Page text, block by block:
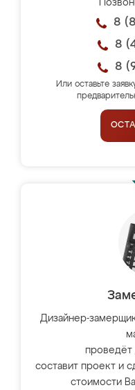
8
8
8
Или оставьте
Дизайнер-
проведёт
составит проект и
стоимости